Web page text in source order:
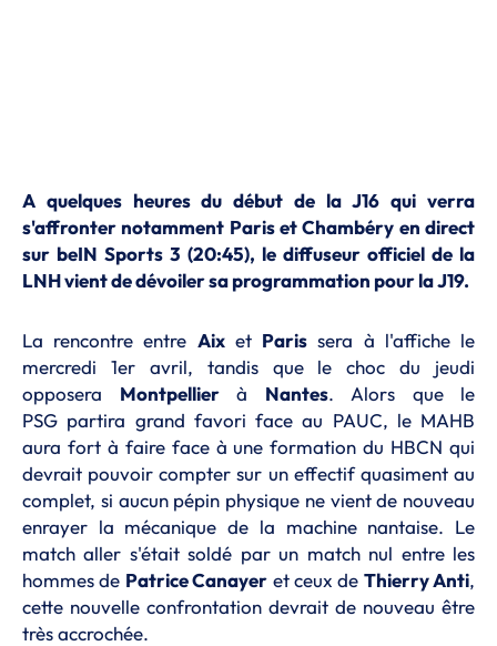
A quelques heures du début de la J16 qui verra
s'affronter notamment Paris et Chambéry en direct
sur beIN Sports 3 (20:45), le diffuseur officiel de la
LNH vient de dévoiler sa programmation pour la J19.
La rencontre entre Aixet Paris sera à l'affiche le
mercredi 1er avril, tandis que le choc du jeudi
opposera Montpellierà Nantes. Alors que le
PSG partira grand favori face au PAUC, le MAHB
aura fort à faire face à une formation du HBCN qui
devrait pouvoir compter sur un effectif quasiment au
complet, si aucun pépin physique ne vient de nouveau
enrayer la mécanique de la machine nantaise. Le
match aller s'était soldé par un match nul entre les
hommes de Patrice Canayer et ceux de Thierry Anti,
cette nouvelle confrontation devrait de nouveau être
très accrochée.